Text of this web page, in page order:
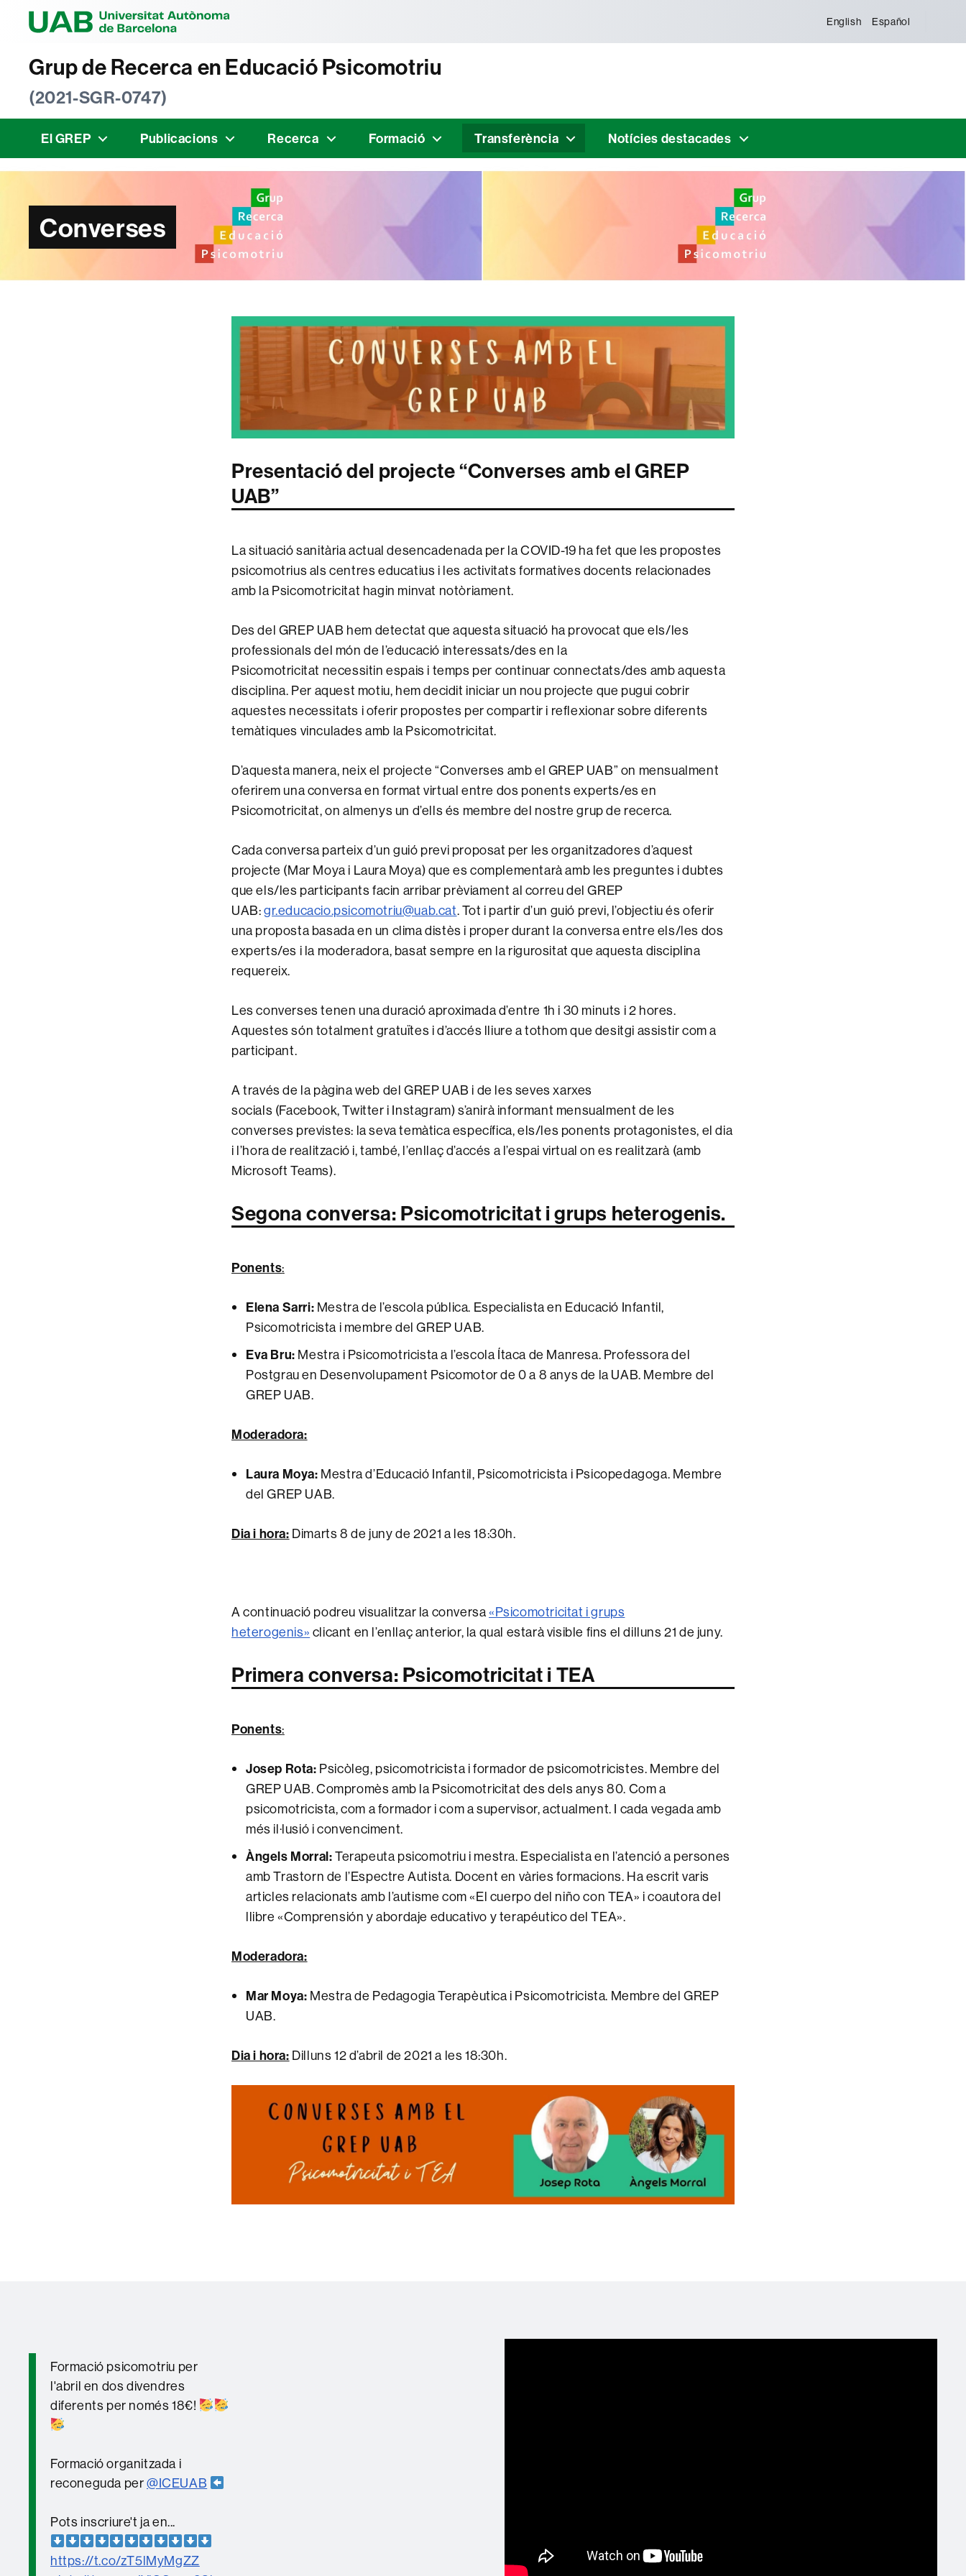
English Español
Grup de Recerca en Educació Psicomotriu
(2021-SGR-0747)
El GREP Publicacions Recerca Formació Transferència Notícies destacades
Converses
Presentació del projecte “Converses amb el GREP
UAB”
La situació sanitària actual desencadenada per la COVID-19 ha fet que les propostes
psicomotrius als centres educatius i les activitats formatives docents relacionades
amb la Psicomotricitat hagin minvat notòriament.
Des del GREP UAB hem detectat que aquesta situació ha provocat que els/les
professionals del món de l’educació interessats/des en la
Psicomotricitat necessitin espais i temps per continuar connectats/des amb aquesta
disciplina. Per aquest motiu, hem decidit iniciar un nou projecte que pugui cobrir
aquestes necessitats i oferir propostes per compartir i reflexionar sobre diferents
temàtiques vinculades amb la Psicomotricitat.
D’aquesta manera, neix el projecte “Converses amb el GREP UAB” on mensualment
oferirem una conversa en format virtual entre dos ponents experts/es en
Psicomotricitat, on almenys un d’ells és membre del nostre grup de recerca.
Cada conversa parteix d’un guió previ proposat per les organitzadores d’aquest
projecte (Mar Moya i Laura Moya) que es complementarà amb les preguntes i dubtes
que els/les participants facin arribar prèviament al correu del GREP
UAB:gr.educacio.psicomotriu@uab.cat. Tot i partir d’un guió previ, l’objectiu és oferir
una proposta basada en un clima distès i proper durant la conversa entre els/les dos
experts/es i la moderadora, basat sempre en la rigurositat que aquesta disciplina
requereix.
Les converses tenen una duració aproximada d’entre 1h i 30 minuts i 2 hores.
Aquestes són totalment gratuïtes i d’accés lliure a tothom que desitgi assistir com a
participant.
A través de la pàgina web del GREP UAB i de les seves xarxes
socials (Facebook, Twitter i Instagram) s’anirà informant mensualment de les
converses previstes: la seva temàtica específica, els/les ponents protagonistes, el dia
i l’hora de realització i, també, l’enllaç d’accés a l’espai virtual on es realitzarà (amb
Microsoft Teams).
Segona conversa: Psicomotricitat i grups heterogenis.
Ponents:
Elena Sarri: Mestra de l’escola pública. Especialista en Educació Infantil,
Psicomotricista i membre del GREP UAB.
Eva Bru: Mestra i Psicomotricista a l’escola Ítaca de Manresa. Professora del
Postgrau en Desenvolupament Psicomotor de 0 a 8 anys de la UAB. Membre del
GREP UAB.
Moderadora:
Laura Moya: Mestra d’Educació Infantil, Psicomotricista i Psicopedagoga. Membre
del GREP UAB.
Dia i hora: Dimarts 8 de juny de 2021 a les 18:30h.
A continuació podreu visualitzar la conversa«Psicomotricitat i grups
heterogenis» clicant en l’enllaç anterior, la qual estarà visible fins el dilluns 21 de juny.
Primera conversa: Psicomotricitat i TEA
Ponents:
Josep Rota: Psicòleg, psicomotricista i formador de psicomotricistes. Membre del
GREP UAB. Compromès amb la Psicomotricitat des dels anys 80. Com a
psicomotricista, com a formador i com a supervisor, actualment. I cada vegada amb
més il·lusió i convenciment.
Àngels Morral:Terapeuta psicomotriu i mestra. Especialista en l’atenció a persones
amb Trastorn de l’Espectre Autista. Docent en vàries formacions. Ha escrit varis
articles relacionats amb l’autisme com «El cuerpo del niño con TEA» i coautora del
llibre «Comprensión y abordaje educativo y terapéutico del TEA».
Moderadora:
Mar Moya: Mestra de Pedagogia Terapèutica i Psicomotricista. Membre del GREP
UAB.
Dia i hora: Dilluns 12 d’abril de 2021 a les 18:30h.
Formació psicomotriu per
l'abril en dos divendres
diferents per només 18€!
Formació organitzada i
reconeguda per@ICEUAB
Pots inscriure't ja en...
https://t.co/zT5lMyMgZZ